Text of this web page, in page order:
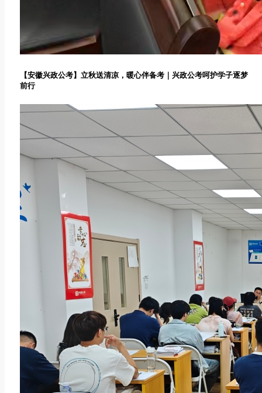
【安徽兴政公考】立秋送清凉，暖心伴备考｜兴政公考呵护学子逐梦
前行